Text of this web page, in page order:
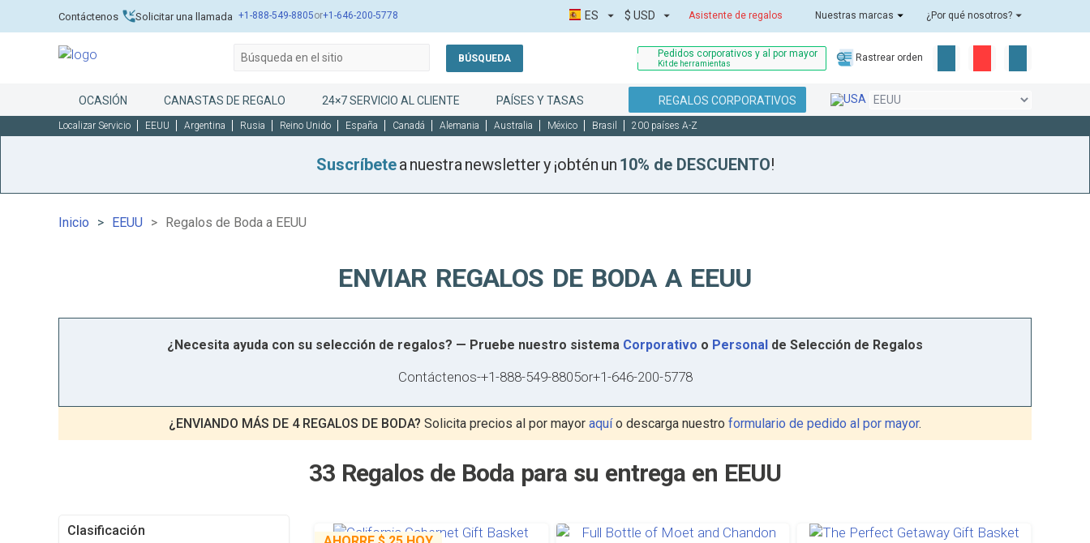
Contáctenos Solicitar una llamada +1-888-549-8805or+1-646-200-5778 Asistente de regalos Nuestras marcas ¿Por qué nosotros?
ES $ USD
BÚSQUEDA Pedidos corporativos y al por mayor
Kit de herramientas
Rastrear orden
OCASIÓN CANASTAS DE REGALO 24×7 SERVICIO AL CLIENTE PAÍSES Y TASAS REGALOS CORPORATIVOS
Localizar Servicio EEUU Argentina Rusia Reino Unido España Canadá Alemania Australia México Brasil 200 países A-Z
Suscríbetea nuestra newsletter y ¡obtén un 10% de DESCUENTO!
Inicio EEUU Regalos de Boda a EEUU
ENVIAR REGALOS DE BODA A EEUU
¿Necesita ayuda con su selección de regalos? — Pruebe nuestro sistema Corporativo o Personal de Selección de Regalos
Contáctenos-+1-888-549-8805or+1-646-200-5778
¿ENVIANDO MÁS DE 4 REGALOS DE BODA? Solicita precios al por mayor aquío descarga nuestro formulario de pedido al por mayor.
33 Regalos de Boda para su entrega en EEUU
Clasificación